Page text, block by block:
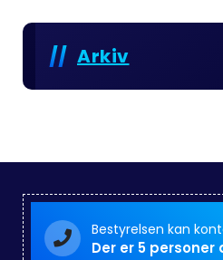
Arkiv
Bestyrelsen kan
Der er 5